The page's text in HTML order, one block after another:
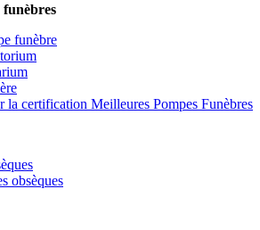
funèbres
funèbre
la certification Meilleures Pompes Funèbres
obsèques